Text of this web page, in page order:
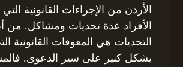
الأردن من الإجراءات القانونية
الأفراد عدة تحديات ومشاكل. من
التحديات هي المعوقات القانونية
بشكل كبير على سير الدعوى.